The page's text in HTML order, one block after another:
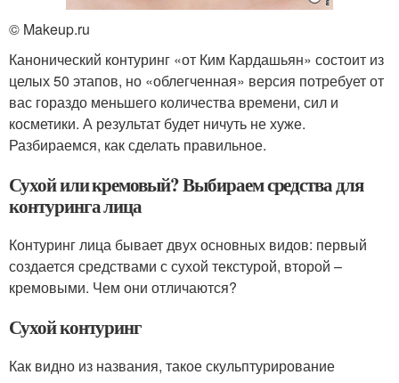
© Makeup.ru
Канонический контуринг «от Ким Кардашьян» состоит из
целых 50 этапов, но «облегченная» версия потребует от
вас гораздо меньшего количества времени, сил и
косметики. А результат будет ничуть не хуже.
Разбираемся, как сделать правильное.
Сухой или кремовый? Выбираем средства для
контуринга лица
Контуринг лица бывает двух основных видов: первый
создается средствами с сухой текстурой, второй –
кремовыми. Чем они отличаются?
Сухой контуринг
Как видно из названия, такое скульптурирование